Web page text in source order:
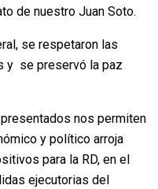
de nuestro Juan Soto.
se respetaron las
y se preservó la paz
nos permiten
y político arroja
para la RD, en el
ejecutorias del